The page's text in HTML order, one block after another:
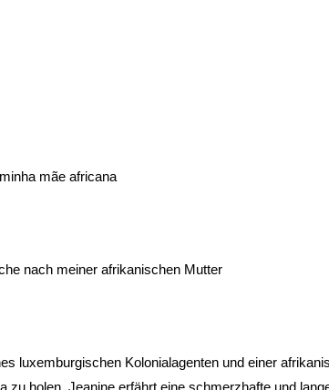
mãe africana
nach meiner afrikanischen Mutter
luxemburgischen Kolonialagenten und einer